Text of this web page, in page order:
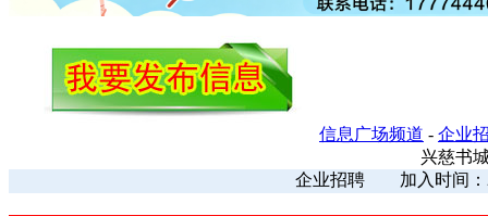
信息广场频道 - 企业
兴慈书
企业招聘 加入时间